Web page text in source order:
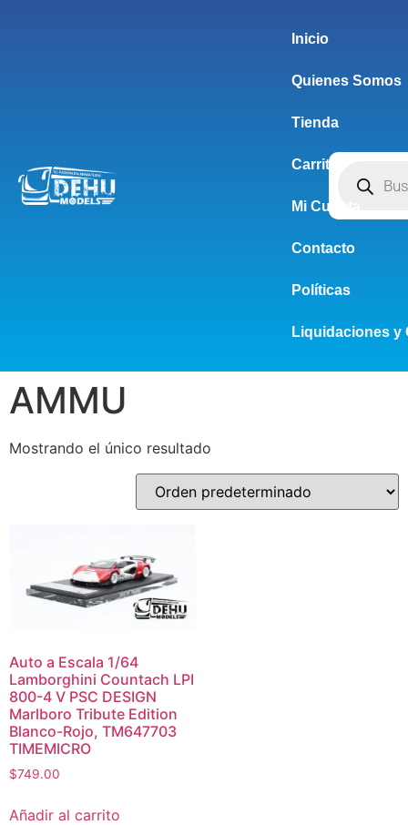
Inicio
Quienes Somos
Tienda
Carrito
Mi Cuenta
Contacto
Políticas
Liquidaciones y
AMMU
Mostrando el único resultado
Auto a Escala 1/64
Lamborghini Countach LPI
800-4 V PSC DESIGN
Marlboro Tribute Edition
Blanco-Rojo, TM647703
TIMEMICRO
$749.00
Añadir al carrito